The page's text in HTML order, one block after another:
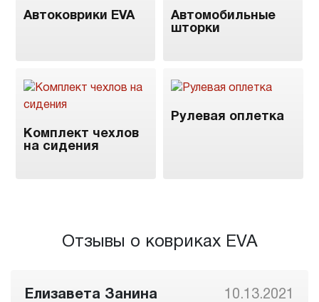
Автоковрики EVA
Автомобильные
шторки
Комплект чехлов
на сидения
Рулевая оплетка
Отзывы о ковриках EVA
Елизавета Занина 10.13.2021